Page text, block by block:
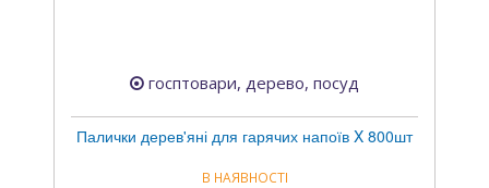
госптовари, дерево, посуд
Палички дерев'яні для гарячих напоїв X 800шт
В НАЯВНОСТІ